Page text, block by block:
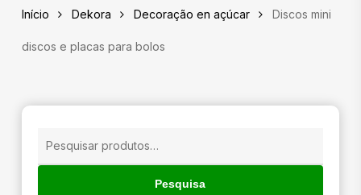
Início Dekora Decoração en açúcar Discos mini
discos e placas para bolos
Pesquisa